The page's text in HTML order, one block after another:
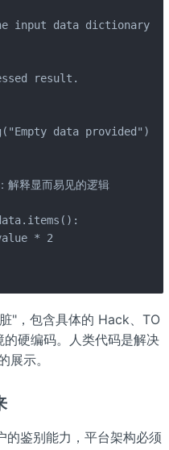
input data dictionary.
result.
data provided")
解释显而易见的逻辑
* 2
"，包含具体的 Hack、TO
硬编码。人类代码是解决
展示。
鉴别能力，平台架构必须